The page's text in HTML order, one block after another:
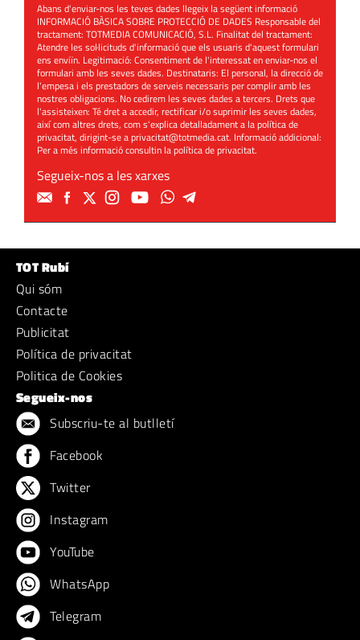
Abans d'enviar-nos les teves dades llegeix la següent informació
INFORMACIÓ BÀSICA SOBRE PROTECCIÓ DE DADES Responsable del
tractament: TOTMEDIA COMUNICACIÓ, S.L. Finalitat del tractament:
Atendre les sol·licituds d'informació que els usuaris d'aquest formulari
ens enviïn. Legitimació: Consentiment de l'interessat en enviar-nos el
formulari amb les seves dades. Destinataris: El personal, la direcció de
l'empesa i els prestadors de serveis necessaris per complir amb les
nostres obligacions. No cedirem les seves dades a tercers. Drets que
l'assisteixen: Té dret a accedir, rectificar i/o suprimir les seves dades,
així com altres drets, com s'explica detalladament a la política de
privacitat, dirigint-se aprivacitat@totmedia.cat. Informació addicional:
Per a més informació consultin lapolítica de privacitat.
Segueix-nos a les xarxes
TOT Rubí
Qui sóm
Contacte
Publicitat
Política de privacitat
Politica de Cookies
Segueix-nos
Subscriu-te al butlletí
Facebook
Twitter
Instagram
YouTube
WhatsApp
Telegram